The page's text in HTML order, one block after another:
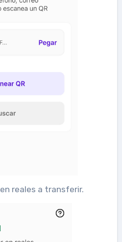
en reales a transferir.